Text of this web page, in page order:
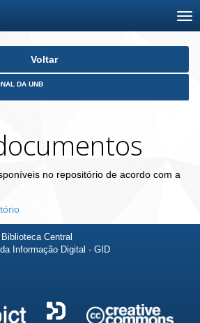
Voltar
DA UNB
no repositório de acordo com a
Central
Informação Digital - GID